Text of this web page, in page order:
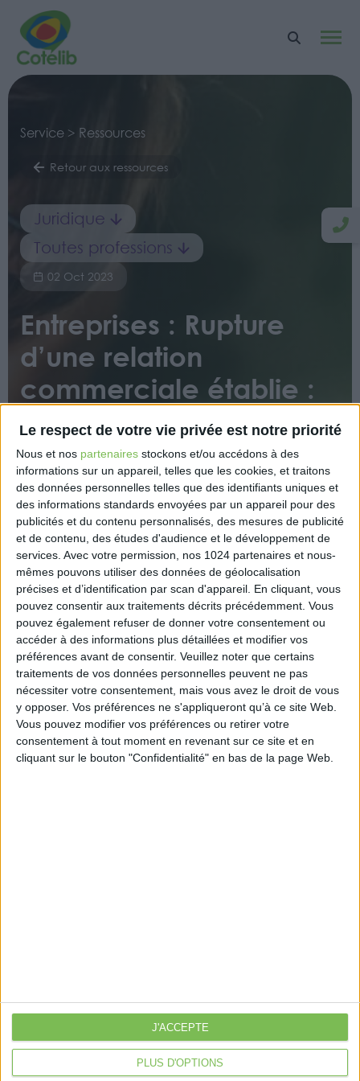
Le respect de votre vie privée est notre priorité
Nous et nos partenaires stockons et/ou accédons à des
informations sur un appareil, telles que les cookies, et traitons
des données personnelles telles que des identifiants uniques et
des informations standards envoyées par un appareil pour des
publicités et du contenu personnalisés, des mesures de publicité
et de contenu, des études d'audience et le développement de
services. Avec votre permission, nos 1024 partenaires et nous-
mêmes pouvons utiliser des données de géolocalisation
précises et d’identification par scan d'appareil. En cliquant, vous
pouvez consentir aux traitements décrits précédemment. Vous
pouvez également refuser de donner votre consentement ou
accéder à des informations plus détaillées et modifier vos
préférences avant de consentir. Veuillez noter que certains
traitements de vos données personnelles peuvent ne pas
nécessiter votre consentement, mais vous avez le droit de vous
y opposer. Vos préférences ne s'appliqueront qu’à ce site Web.
Vous pouvez modifier vos préférences ou retirer votre
consentement à tout moment en revenant sur ce site et en
cliquant sur le bouton "Confidentialité" en bas de la page Web.
PLUS D'OPTIONS
J'ACCEPTE
Service > Ressources
Retour aux ressources
Juridique
Toutes professions
02 Oct 2023
Entreprises : Rupture
d’une relation
commerciale établie :
quelle durée pour le
préavis ?
Lorsqu’ils sont appelés à apprécier la durée du
préavis en cas de rupture d’une relation
commerciale établie, les juges ne peuvent pas fixer
un délai inférieur à celui prévu par le contrat.
https://www.eurex.fr/k4_20753758/
À la une
Déclaration Impôt sur le Revenu